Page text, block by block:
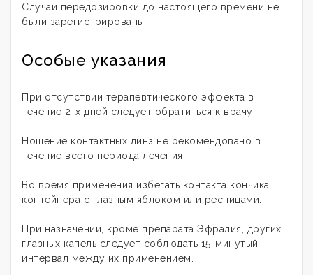
Случаи передозировки до настоящего времени не
были зарегистрированы
Особые указания
При отсутствии терапевтического эффекта в
течение 2-х дней следует обратиться к врачу.
Ношение контактных линз не рекомендовано в
течение всего периода лечения.
Во время применения избегать контакта кончика
контейнера с глазным яблоком или ресницами.
При назначении, кроме препарата Эфралия, других
глазных капель следует соблюдать 15-минутый
интервал между их применением.